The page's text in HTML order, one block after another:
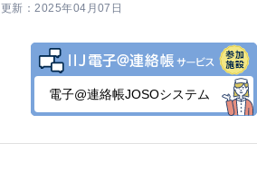
更新：2025年04月07日
電子@連絡帳JOSOシステム